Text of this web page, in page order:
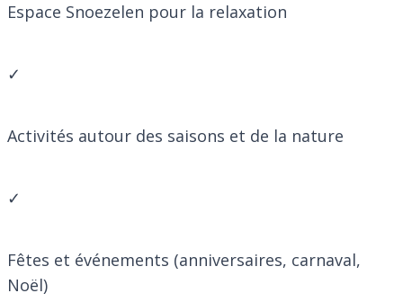
Espace Snoezelen pour la relaxation
✓
Activités autour des saisons et de la nature
✓
Fêtes et événements (anniversaires, carnaval,
Noël)